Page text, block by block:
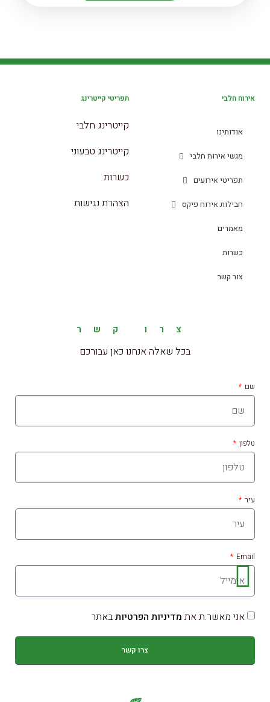
אירוח חלבי
אודותינו
מגשי אירוח חלבי
תפריטי אירועים
חבילות אירוח פיקס
מאמרים
כשרות
צור קשר
תפריטי קייטרינג
קייטרינג חלבי
קייטרינג טבעוני
כשרות
הצהרת נגישות
צרו קשר
בכל שאלה אנחנו כאן עבורכם
שם
טלפון
עיר
Email
אני מאשר.ת את מדיניות הפרטיותבאתר
צרו קשר